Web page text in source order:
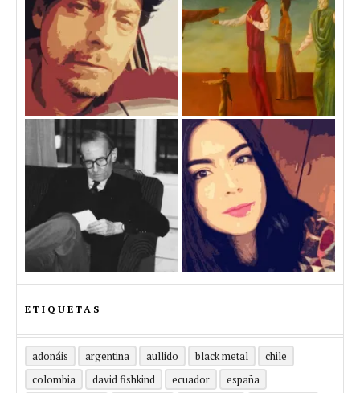
ETIQUETAS
adonáis argentina aullido black metal
chile
colombia
david fishkind ecuador
españa